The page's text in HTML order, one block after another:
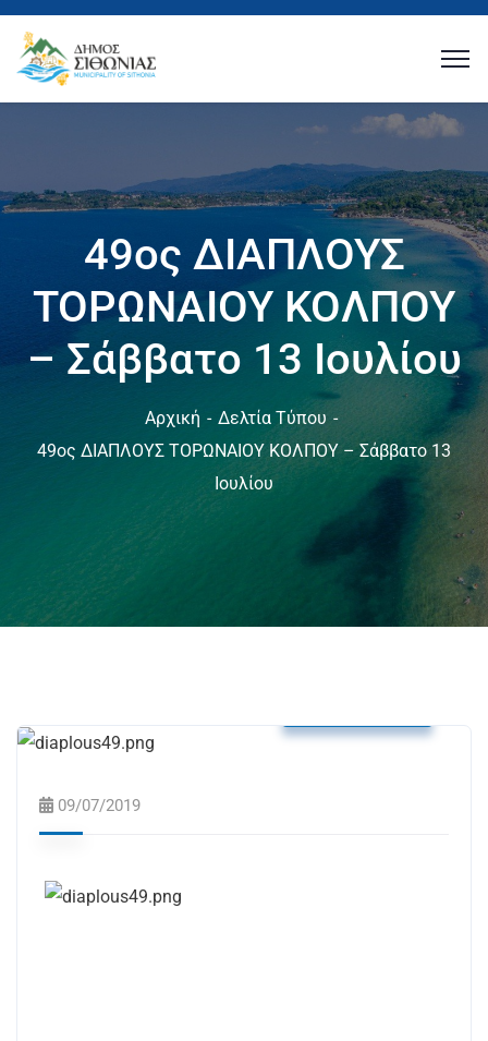
49ος ΔΙΑΠΛΟΥΣ
ΤΟΡΩΝΑΙΟΥ ΚΟΛΠΟΥ
– Σάββατο 13 Ιουλίου
Αρχική
Δελτία Τύπου
49ος ΔΙΑΠΛΟΥΣ ΤΟΡΩΝΑΙΟΥ ΚΟΛΠΟΥ – Σάββατο 13
Ιουλίου
09/07/2019